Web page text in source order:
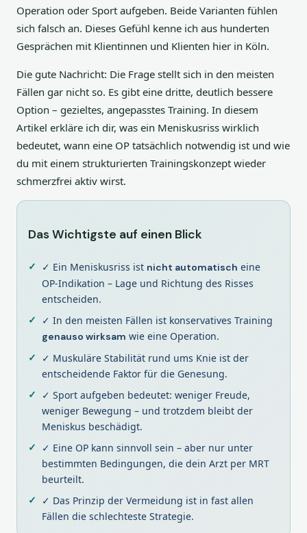
Operation oder Sport aufgeben. Beide Varianten fühlen
sich falsch an. Dieses Gefühl kenne ich aus hunderten
Gesprächen mit Klientinnen und Klienten hier in Köln.
Die gute Nachricht: Die Frage stellt sich in den meisten
Fällen gar nicht so. Es gibt eine dritte, deutlich bessere
Option – gezieltes, angepasstes Training. In diesem
Artikel erkläre ich dir, was ein Meniskusriss wirklich
bedeutet, wann eine OP tatsächlich notwendig ist und wie
du mit einem strukturierten Trainingskonzept wieder
schmerzfrei aktiv wirst.
Das Wichtigste auf einen Blick
✓ Ein Meniskusriss ist nicht automatisch eine
OP-Indikation – Lage und Richtung des Risses
entscheiden.
✓ In den meisten Fällen ist konservatives Training
genauso wirksam wie eine Operation.
✓ Muskuläre Stabilität rund ums Knie ist der
entscheidende Faktor für die Genesung.
✓ Sport aufgeben bedeutet: weniger Freude,
weniger Bewegung – und trotzdem bleibt der
Meniskus beschädigt.
✓ Eine OP kann sinnvoll sein – aber nur unter
bestimmten Bedingungen, die dein Arzt per MRT
beurteilt.
✓ Das Prinzip der Vermeidung ist in fast allen
Fällen die schlechteste Strategie.